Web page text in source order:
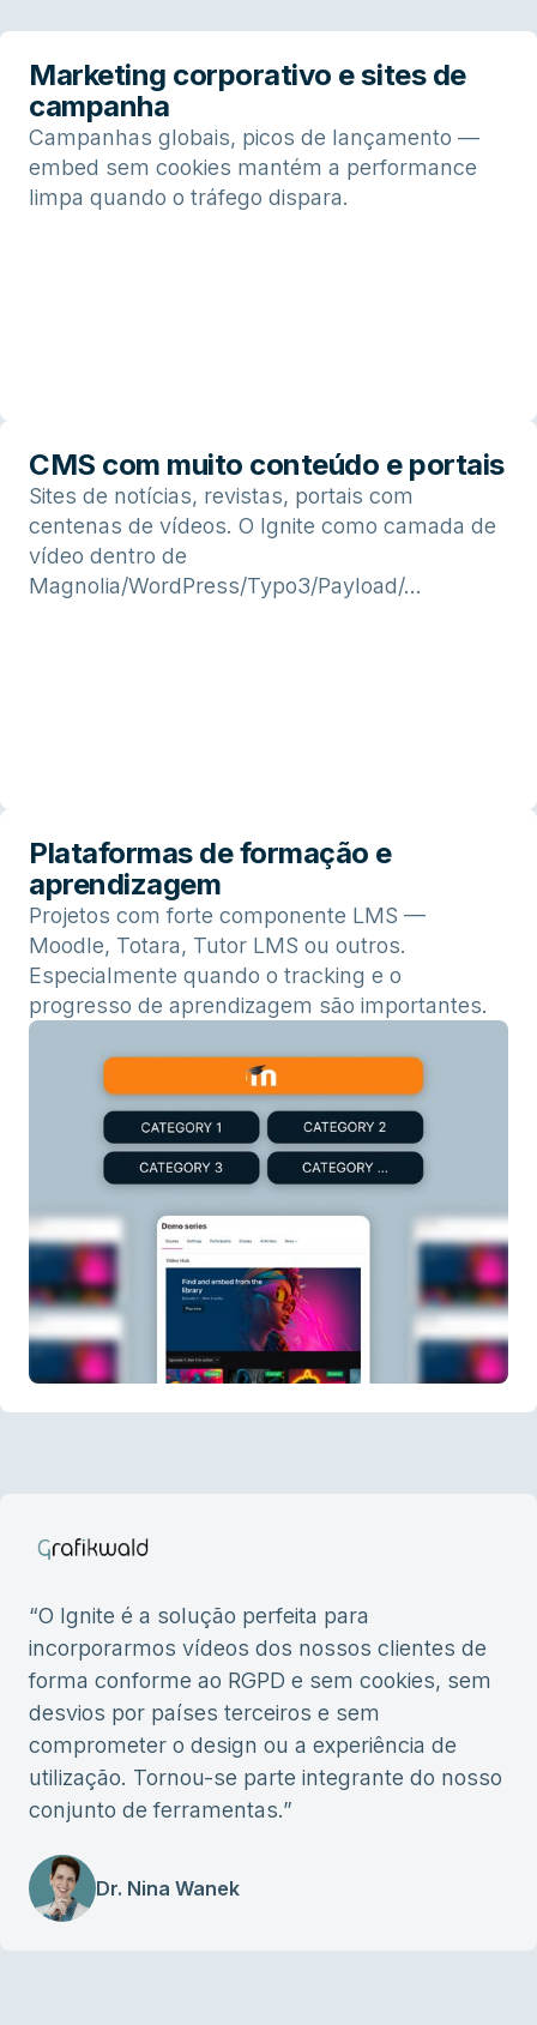
Marketing corporativo e sites de
campanha
Campanhas globais, picos de lançamento —
embed sem cookies mantém a performance
limpa quando o tráfego dispara.
CMS com muito conteúdo e portais
Sites de notícias, revistas, portais com
centenas de vídeos. O Ignite como camada de
vídeo dentro de
Magnolia/WordPress/Typo3/Payload/...
Plataformas de formação e
aprendizagem
Projetos com forte componente LMS —
Moodle, Totara, Tutor LMS ou outros.
Especialmente quando o tracking e o
progresso de aprendizagem são importantes.
“O Ignite é a solução perfeita para
incorporarmos vídeos dos nossos clientes de
forma conforme ao RGPD e sem cookies, sem
desvios por países terceiros e sem
comprometer o design ou a experiência de
utilização. Tornou-se parte integrante do nosso
conjunto de ferramentas.”
Dr. Nina Wanek